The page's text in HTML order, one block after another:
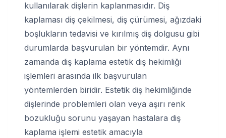
kullanılarak dişlerin kaplanmasıdır. Diş
kaplaması diş çekilmesi, diş çürümesi, ağızdaki
boşlukların tedavisi ve kırılmış diş dolgusu gibi
durumlarda başvurulan bir yöntemdir. Aynı
zamanda diş kaplama estetik diş hekimliği
işlemleri arasında ilk başvurulan
yöntemlerden biridir. Estetik diş hekimliğinde
dişlerinde problemleri olan veya aşırı renk
bozukluğu sorunu yaşayan hastalara diş
kaplama işlemi estetik amacıyla